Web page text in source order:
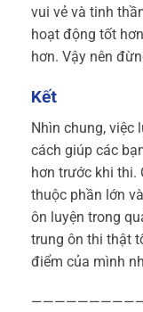
vui vẻ và tinh
hoạt động tốt
hơn. Vậy nên
Kết
Nhìn chung, việc
cách giúp các
hơn trước khi thi.
thuộc phần lớn
ôn luyện trong
trung ôn thi thật
điểm của mình